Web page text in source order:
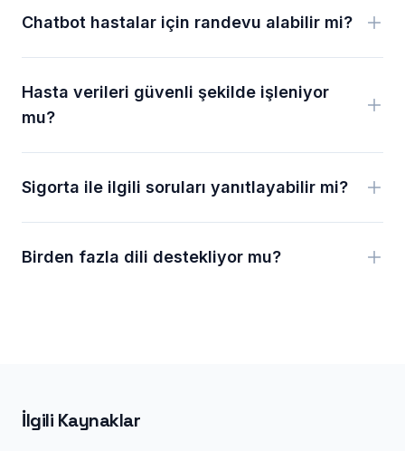
Chatbot hastalar için randevu alabilir mi?
Hasta verileri güvenli şekilde işleniyor
mu?
Sigorta ile ilgili soruları yanıtlayabilir mi?
Birden fazla dili destekliyor mu?
İlgili Kaynaklar